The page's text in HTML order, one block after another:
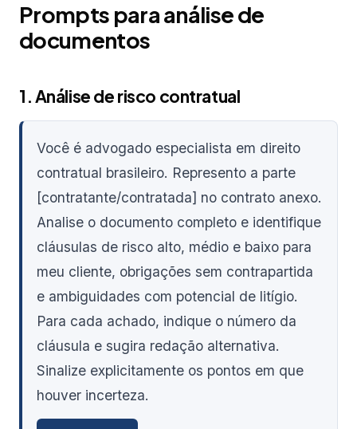
Prompts para análise de
documentos
1. Análise de risco contratual
Você é advogado especialista em direito
contratual brasileiro. Represento a parte
[contratante/contratada] no contrato anexo.
Analise o documento completo e identifique
cláusulas de risco alto, médio e baixo para
meu cliente, obrigações sem contrapartida
e ambiguidades com potencial de litígio.
Para cada achado, indique o número da
cláusula e sugira redação alternativa.
Sinalize explicitamente os pontos em que
houver incerteza.